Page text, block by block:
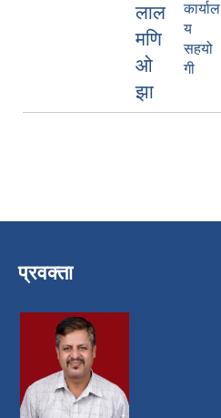
लाल
मणि
ओ
झा
कार्याल
य
सहयो
गी
प्रवक्ता